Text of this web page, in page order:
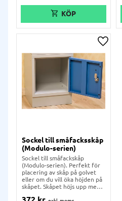
Sockel till småfacksskåp
(Modulo-serien)
Sockel till småfackskåp
(Modulo-serien). Perfekt för
placering av skåp på golvet
eller om du vill öka höjden på
skåpet. Skåpet höjs upp med
Lägg